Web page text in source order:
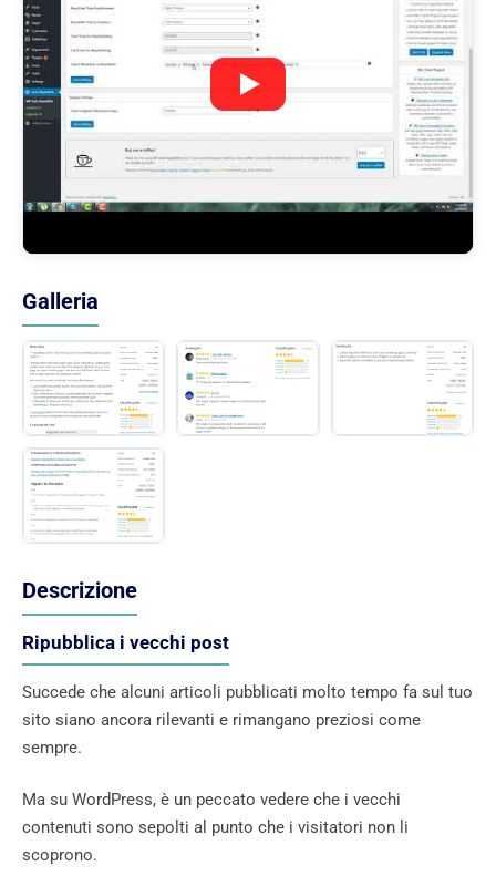
Galleria
Descrizione
Ripubblica i vecchi post
Succede che alcuni articoli pubblicati molto tempo fa sul tuo
sito siano ancora rilevanti e rimangano preziosi come
sempre.
Ma su WordPress, è un peccato vedere che i vecchi
contenuti sono sepolti al punto che i visitatori non li
scoprono.